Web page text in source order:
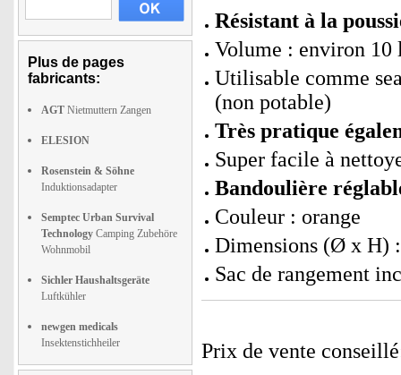
Plus de pages
fabricants:
AGT Nietmuttern Zangen
ELESION
Rosenstein & Söhne
Induktionsadapter
Semptec Urban Survival
Technology Camping Zubehöre
Wohnmobil
Sichler Haushaltsgeräte
Luftkühler
newgen medicals
Insektenstichheiler
Résistant à la
Volume : environ
Utilisable comme
(non potable)
Très pratique
Super facile à
Bandoulière
Couleur : orange
Dimensions (Ø x H)
Sac de rangement
Prix de vente